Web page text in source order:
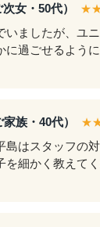
女・50代）
いましたが、ユ
に過ごせるよう
族・40代）
島はスタッフの
を細かく教えて